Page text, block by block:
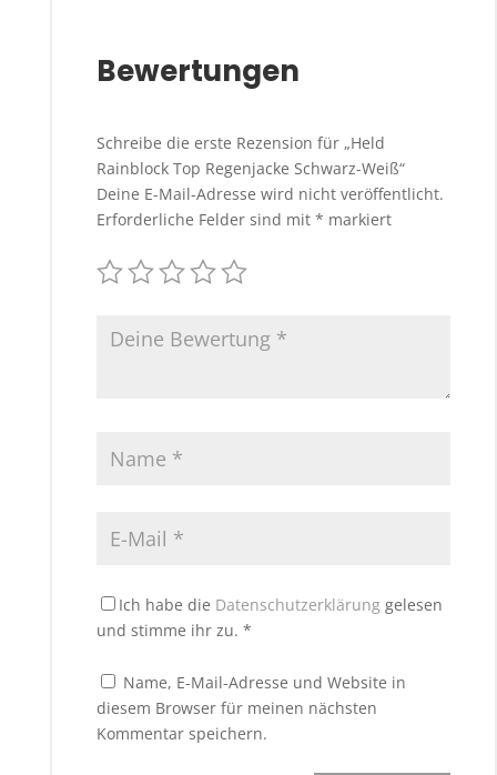
Bewertungen
Schreibe die erste Rezension für „Held
Rainblock Top Regenjacke Schwarz-Weiß“
Deine E-Mail-Adresse wird nicht veröffentlicht.
Erforderliche Felder sind mit * markiert
Ich habe die Datenschutzerklärunggelesen
und stimme ihr zu. *
Name, E-Mail-Adresse und Website in
diesem Browser für meinen nächsten
Kommentar speichern.